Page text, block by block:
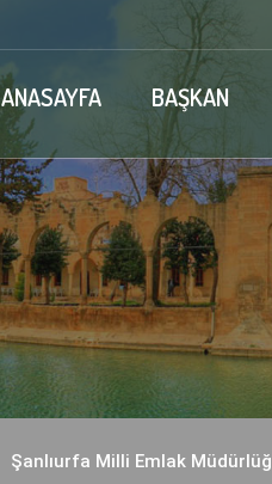
ANASAYFA BAŞKAN
Şanlıurfa Milli Emlak